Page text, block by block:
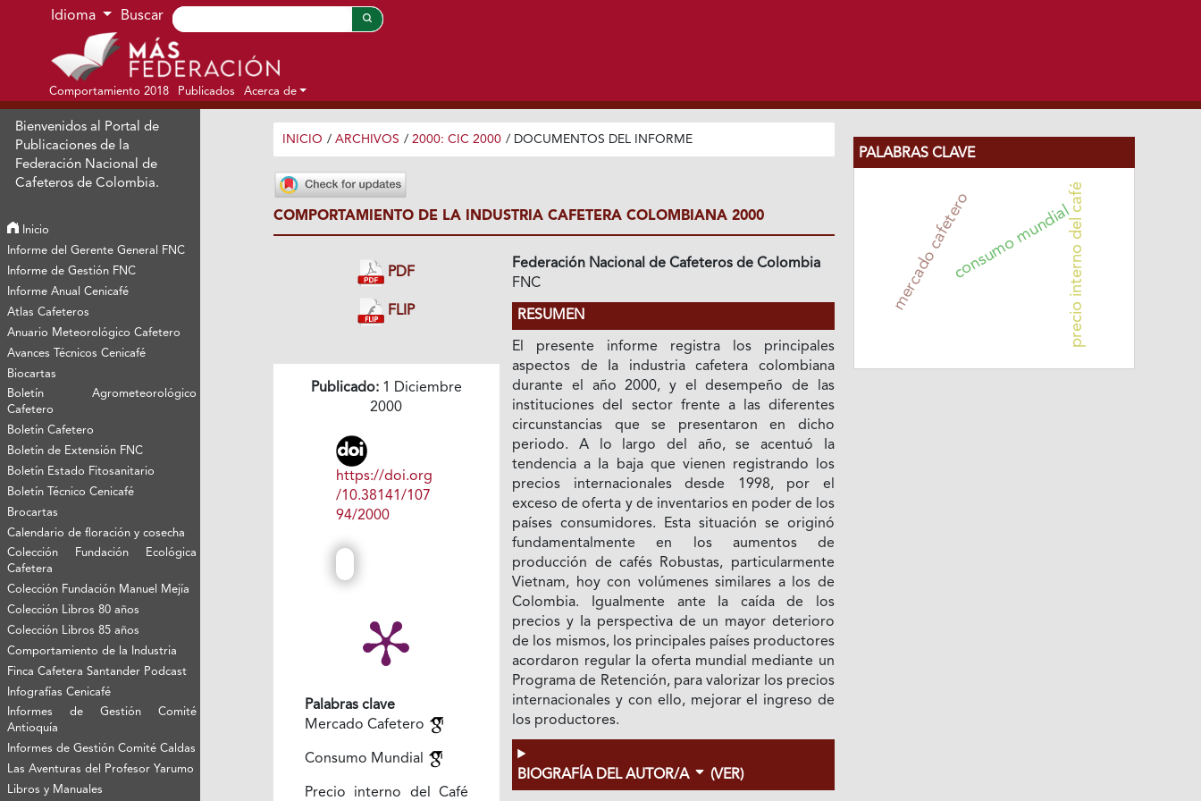
Ir al menú de navegación principal
Ir al contenido principal
Ir al pie de página del sitio
Idioma Buscar
Comportamiento 2018 Publicados Acerca de
Bienvenidos al Portal de
Publicaciones de la
Federación Nacional de
Cafeteros de Colombia.
Inicio
Informe del Gerente General FNC
Informe de Gestión FNC
Informe Anual Cenicafé
Atlas Cafeteros
Anuario Meteorológico Cafetero
Avances Técnicos Cenicafé
Biocartas
Boletín Agrometeorológico
Cafetero
Boletín Cafetero
Boletín de Extensión FNC
Boletín Estado Fitosanitario
Boletín Técnico Cenicafé
Brocartas
Calendario de floración y cosecha
Colección Fundación Ecológica
Cafetera
Colección Fundación Manuel Mejía
Colección Libros 80 años
Colección Libros 85 años
Comportamiento de la Industria
Finca Cafetera Santander Podcast
Infografías Cenicafé
Informes de Gestión Comité
Antioquía
Informes de Gestión Comité Caldas
Las Aventuras del Profesor Yarumo
Libros y Manuales
INICIO / ARCHIVOS / 2000: CIC 2000 / DOCUMENTOS DEL INFORME
COMPORTAMIENTO DE LA INDUSTRIA CAFETERA COLOMBIANA 2000
PDF
FLIP
Publicado:1 Diciembre
2000
https://doi.org
/10.38141/107
94/2000
Palabras clave
Mercado Cafetero
Consumo Mundial
Precio interno del Café
Federación Nacional de Cafeteros de Colombia
FNC
RESUMEN
El presente informe registra los principales
aspectos de Ia industria cafetera colombiana
durante el año 2000, y el desempeño de las
instituciones del sector frente a las diferentes
circunstancias que se presentaron en dicho
periodo. A lo largo del año, se acentuó Ia
tendencia a Ia baja que vienen registrando los
precios internacionales desde 1998, por el
exceso de oferta y de inventarios en poder de los
países consumidores. Esta situación se originó
fundamentalmente en los aumentos de
producción de cafés Robustas, particularmente
Vietnam, hoy con volúmenes similares a los de
Colombia. Igualmente ante Ia caída de los
precios y Ia perspectiva de un mayor deterioro
de los mismos, los principales países productores
acordaron regular Ia oferta mundial mediante un
Programa de Retención, para valorizar los precios
internacionales y con ello, mejorar el ingreso de
los productores.
BIOGRAFÍA DEL AUTOR/A (VER)
PALABRAS CLAVE
mercado cafeteroconsumo mundialprecio interno del café